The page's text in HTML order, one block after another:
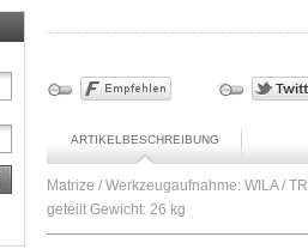
ARTIKELBESCHREIBUNG
Matrize / Werkzeugaufnahme: WILA /
geteilt Gewicht: 26 kg